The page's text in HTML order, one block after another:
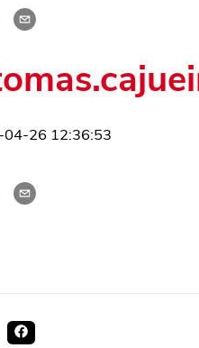
26 12:36:53